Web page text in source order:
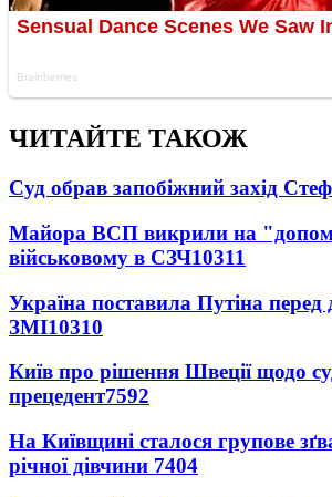
ЧИТАЙТЕ ТАКОЖ
Суд обрав запобіжний захід
Майора ВСП викрили на
військовому в СЗЧ10311
Україна поставила Путіна
ЗМІ10310
Київ про рішення Швеції щодо
прецедент7592
На Київщині сталося групове
річної дівчини 7404